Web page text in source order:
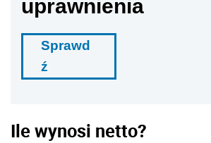
uprawnienia
Sprawd
ź
Ile wynosi netto?